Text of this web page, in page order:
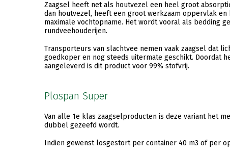
Zaagsel heeft net als houtvezel een heel groot
dan houtvezel, heeft een groot werkzaam oppervlak en
maximale vochtopname. Het wordt vooral als bedding
rundveehouderijen.
Transporteurs van slachtvee nemen vaak zaagsel dat
goedkoper en nog steeds uitermate geschikt. Doordat
aangeleverd is dit product voor 99% stofvrij.
Plospan Super
Van alle 1e klas zaagselproducten is deze variant het
dubbel gezeefd wordt.
Indien gewenst losgestort per container 40 m3 of per